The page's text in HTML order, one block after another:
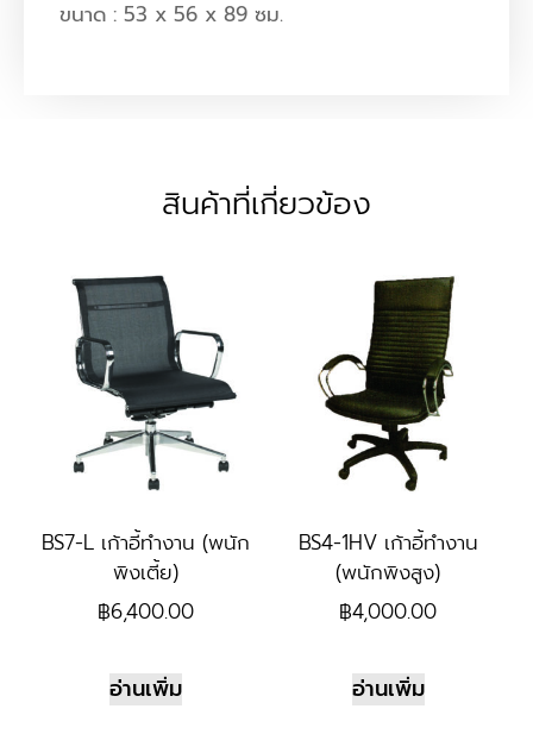
ขนาด : 53 x 56 x 89 ซม.
สินค้าที่เกี่ยวข้อง
BS7-L เก้าอี้ทำงาน (พนัก
พิงเตี้ย)
฿6,400.00
อ่านเพิ่ม
BS4-1HV เก้าอี้ทำงาน
(พนักพิงสูง)
฿4,000.00
อ่านเพิ่ม